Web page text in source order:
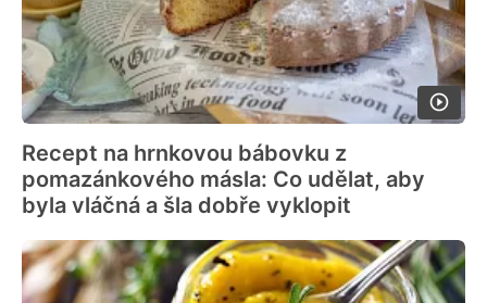
Recept na hrnkovou bábovku z
pomazánkového másla: Co udělat, aby
byla vláčná a šla dobře vyklopit